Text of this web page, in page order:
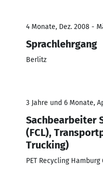
4 Monate, Dez. 2008 -
Sprachlehrgang
Berlitz
3 Jahre und 6 Monate,
Sachbearbeiter
(FCL),
Trucking)
PET Recycling Hamburg